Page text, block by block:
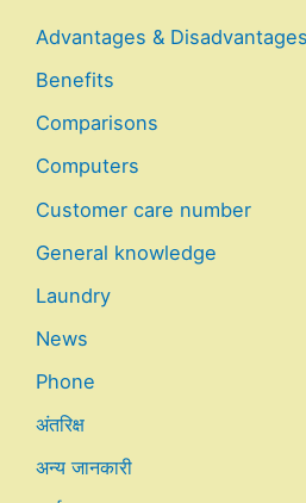
Advantages & Disadvantages
Benefits
Comparisons
Computers
Customer care number
General knowledge
Laundry
News
Phone
अंतरिक्ष
अन्य जानकारी